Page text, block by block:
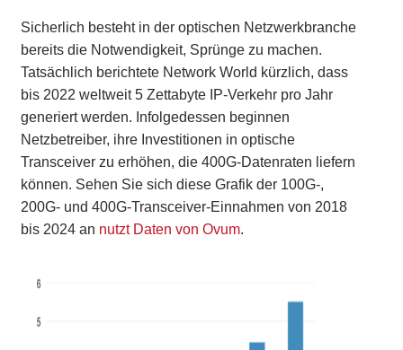
Sicherlich besteht in der optischen Netzwerkbranche
bereits die Notwendigkeit, Sprünge zu machen.
Tatsächlich berichtete Network World kürzlich, dass
bis 2022 weltweit 5 Zettabyte IP-Verkehr pro Jahr
generiert werden. Infolgedessen beginnen
Netzbetreiber, ihre Investitionen in optische
Transceiver zu erhöhen, die 400G-Datenraten liefern
können. Sehen Sie sich diese Grafik der 100G-,
200G- und 400G-Transceiver-Einnahmen von 2018
bis 2024 an nutzt Daten von Ovum.